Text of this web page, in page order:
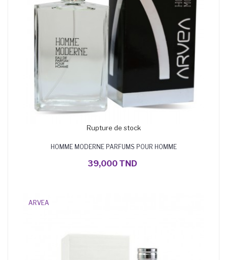
Rupture de stock
HOMME MODERNE PARFUMS POUR HOMME
39,000 TND
ARVEA